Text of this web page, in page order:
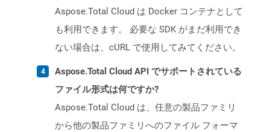
Aspose.Total Cloud は Docker コンテナとして
も利用できます。 必要な SDK がまだ利用でき
ない場合は、cURL で使用してみてください。
Aspose.Total Cloud API でサポートされている
ファイル形式は何ですか?
Aspose.Total Cloud は、任意の製品ファミリ
から他の製品ファミリへのファイル フォーマ